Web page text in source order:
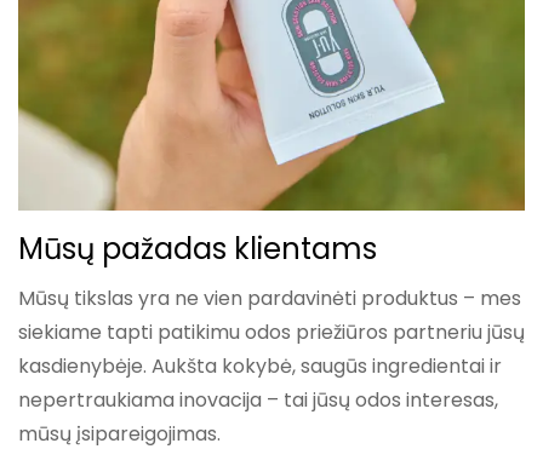
Mūsų pažadas klientams
Mūsų tikslas yra ne vien pardavinėti produktus – mes
siekiame tapti patikimu odos priežiūros partneriu jūsų
kasdienybėje. Aukšta kokybė, saugūs ingredientai ir
nepertraukiama inovacija – tai jūsų odos interesas,
mūsų įsipareigojimas.